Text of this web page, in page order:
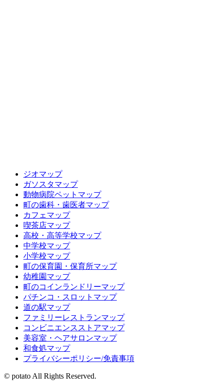
ジオマップ
ガソスタマップ
動物病院ペットマップ
町の歯科・歯医者マップ
カフェマップ
喫茶店マップ
高校・高等学校マップ
中学校マップ
小学校マップ
町の保育園・保育所マップ
幼稚園マップ
町のコインランドリーマップ
パチンコ・スロットマップ
道の駅マップ
ファミリーレストランマップ
コンビニエンスストアマップ
美容室・ヘアサロンマップ
和食処マップ
プライバシーポリシー/免責事項
© potato All Rights Reserved.